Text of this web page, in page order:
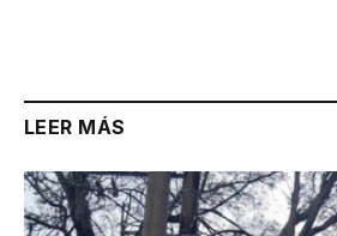
LEER MÁS